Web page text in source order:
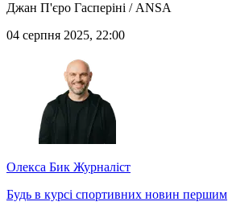
Джан П'єро Гасперіні / ANSA
04 серпня 2025, 22:00
Олекса Бик Журналіст
Будь в курсі спортивних новин першим